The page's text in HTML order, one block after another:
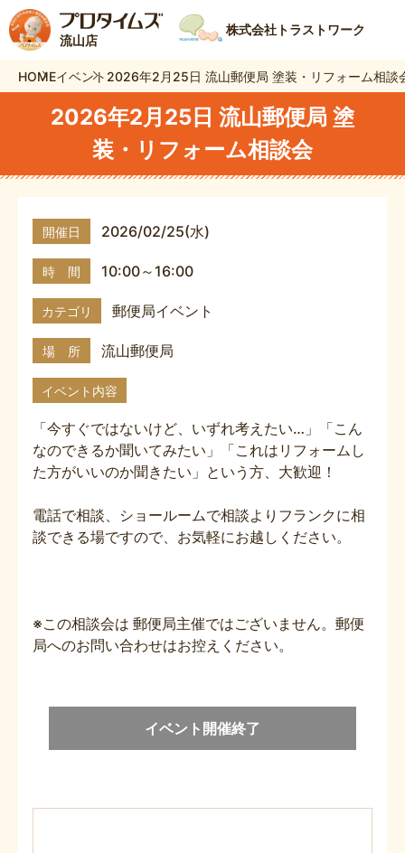
流山店
株式会社トラストワーク
HOMEイベント 2026年2月25日 流山郵便局 塗装・リフォーム相談
2026年2月25日 流山郵便局 塗
装・リフォーム相談会
開催日 2026/02/25(水)
時 間 10:00～16:00
カテゴリ 郵便局イベント
場 所 流山郵便局
イベント内容
「今すぐではないけど、いずれ考えたい…」「こん
なのできるか聞いてみたい」「これはリフォームし
た方がいいのか聞きたい」という方、大歓迎！
電話で相談、ショールームで相談よりフランクに相
談できる場ですので、お気軽にお越しください。
※この相談会は 郵便局主催ではございません。郵便
局へのお問い合わせはお控えください。
イベント開催終了